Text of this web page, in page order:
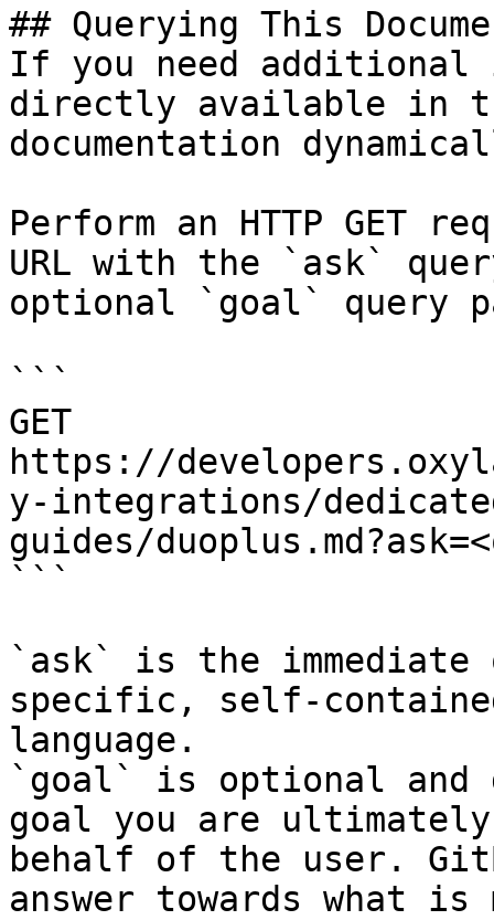
## Querying This
If you need
directly available in
documentation
Perform an HTTP GET
URL with the `ask`
optional `goal` query
```
GET
https://
y-integrations/
guides/
```
`ask` is the
specific, self-
language.
`goal` is optional and
goal you are
behalf of the user.
answer towards what